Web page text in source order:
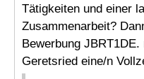
Tätigkeiten und einer
Zusammenarbeit?
Bewerbung
Geretsried eine/n